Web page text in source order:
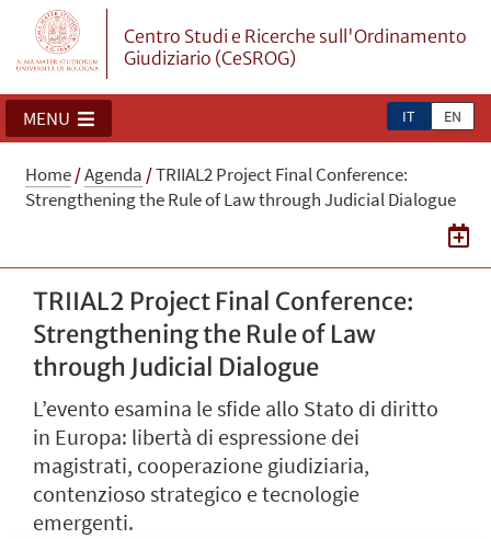
Centro Studi e Ricerche sull'Ordinamento
Giudiziario (CeSROG)
IT EN
MENU
Home/Agenda /TRIIAL2 Project Final Conference:
Strengthening the Rule of Law through Judicial Dialogue
TRIIAL2 Project Final Conference:
Strengthening the Rule of Law
through Judicial Dialogue
L’evento esamina le sfide allo Stato di diritto
in Europa: libertà di espressione dei
magistrati, cooperazione giudiziaria,
contenzioso strategico e tecnologie
emergenti.